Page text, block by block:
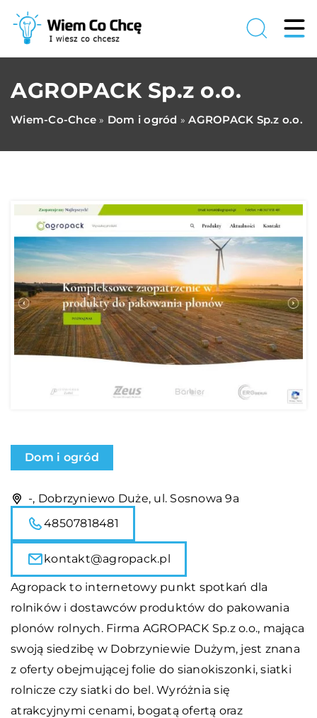
AGROPACK Sp.z o.o.
Wiem-Co-Chce » Dom i ogród »AGROPACK Sp.z o.o.
Dom i ogród
-, Dobrzyniewo Duże, ul. Sosnowa 9a
48507818481
kontakt@agropack.pl
Agropack to internetowy punkt spotkań dla
rolników i dostawców produktów do pakowania
plonów rolnych. Firma AGROPACK Sp.z o.o., mająca
swoją siedzibę w Dobrzyniewie Dużym, jest znana
z oferty obejmującej folie do sianokiszonki, siatki
rolnicze czy siatki do bel. Wyróżnia się
atrakcyjnymi cenami, bogatą ofertą oraz